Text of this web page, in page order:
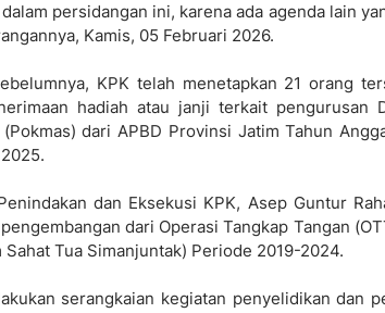
persidangan ini, karena ada agenda lain
Kamis, 05 Februari 2026.
KPK telah menetapkan 21 orang
hadiah atau janji terkait pengurusan
(Pokmas) dari APBD Provinsi Jatim Tahun
dan Eksekusi KPK, Asep Guntur
dari Operasi Tangkap Tangan
Sahat Tua Simanjuntak) Periode 2019-2024.
serangkaian kegiatan penyelidikan dan